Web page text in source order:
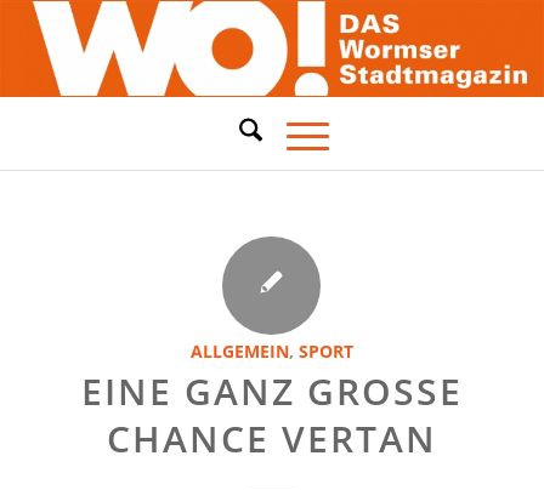
ALLGEMEIN, SPORT
EINE GANZ GROSSE C
HANCE VERTAN